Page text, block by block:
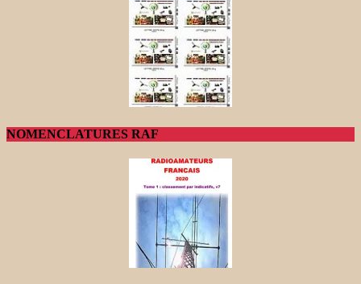
NOMENCLATURES RAF